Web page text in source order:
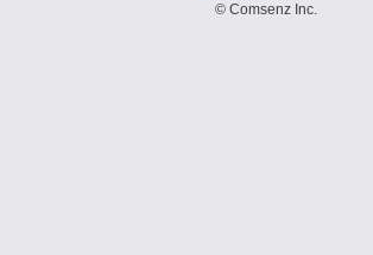
© Comsenz Inc.